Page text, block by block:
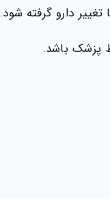
دارو گرفته شود.
پزشک باشد.